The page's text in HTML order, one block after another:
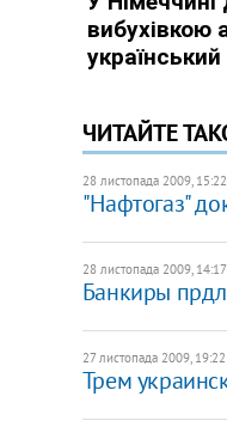
ЧИТАЙТЕ
28 листопада 2009, 15:22
"Нафтогаз"
28 листопада 2009, 14:17
Банкиры
27 листопада 2009, 19:22
Трем